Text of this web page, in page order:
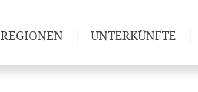
REGIONEN UNTERKÜNFTE